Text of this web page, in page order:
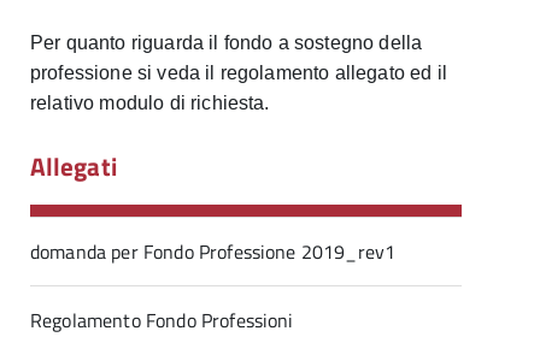
Per quanto riguarda il fondo a sostegno della
professione si veda il regolamento allegato ed il
relativo modulo di richiesta.
Allegati
domanda per Fondo Professione 2019_rev1
Regolamento Fondo Professioni